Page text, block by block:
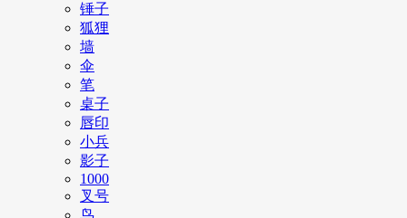
锤子
狐狸
墙
伞
笔
桌子
唇印
小兵
影子
1000
叉号
鸟